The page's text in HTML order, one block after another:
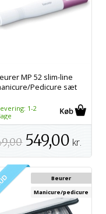
MP 52 slim-line
Pedicure sæt
1-2
549,00 kr.
Beurer
Manicure/pedicure